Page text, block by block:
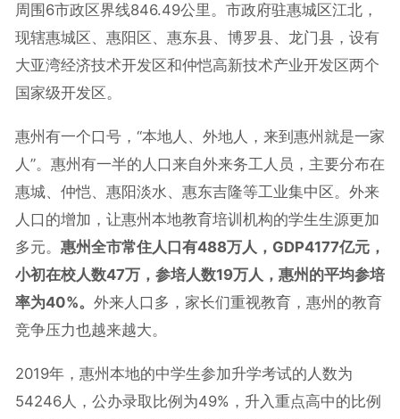
周围6市政区界线846.49公里。市政府驻惠城区江北，
现辖惠城区、惠阳区、惠东县、博罗县、龙门县，设有
大亚湾经济技术开发区和仲恺高新技术产业开发区两个
国家级开发区。
惠州有一个口号，“本地人、外地人，来到惠州就是一家
人”。惠州有一半的人口来自外来务工人员，主要分布在
惠城、仲恺、惠阳淡水、惠东吉隆等工业集中区。外来
人口的增加，让惠州本地教育培训机构的学生生源更加
多元。 惠州全市常住人口有488万人，GDP4177亿元，
小初在校人数47万，参培人数19万人，惠州的平均参培
率为40%。 外来人口多，家长们重视教育，惠州的教育
竞争压力也越来越大。
2019年，惠州本地的中学生参加升学考试的人数为
54246人，公办录取比例为49%，升入重点高中的比例